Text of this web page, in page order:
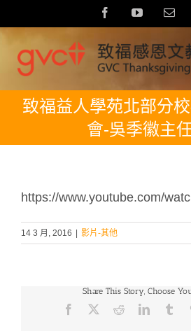
to
content
FacebookYouTube
致福益人學苑北部分
會-吳季徽主
https://www.youtube.com/
14 3 月, 2016 影片-其他
Share This Story, Choose
Facebook RedditLinkedIn